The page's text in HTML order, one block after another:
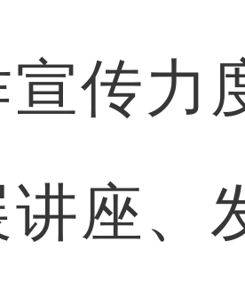
宣传力
讲座、